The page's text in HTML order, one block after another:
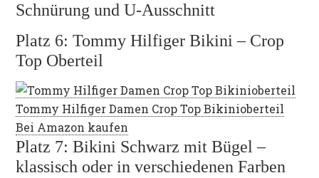
Schnürung und U-Ausschnitt
Platz 6: Tommy Hilfiger Bikini – Crop
Top Oberteil
Tommy Hilfiger Damen Crop Top Bikinioberteil
Bei Amazon kaufen
Platz 7: Bikini Schwarz mit Bügel –
klassisch oder in verschiedenen Farben